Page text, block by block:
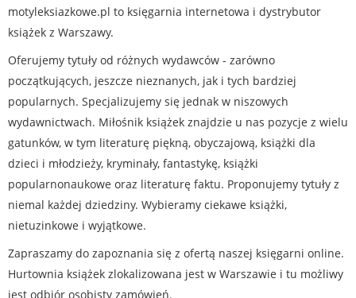
motyleksiazkowe.pl to księgarnia internetowa i dystrybutor
książek z Warszawy.
Oferujemy tytuły od różnych wydawców - zarówno
początkujących, jeszcze nieznanych, jak i tych bardziej
popularnych. Specjalizujemy się jednak w niszowych
wydawnictwach. Miłośnik książek znajdzie u nas pozycje z wielu
gatunków, w tym literaturę piękną, obyczajową, książki dla
dzieci i młodzieży, kryminały, fantastykę, książki
popularnonaukowe oraz literaturę faktu. Proponujemy tytuły z
niemal każdej dziedziny. Wybieramy ciekawe książki,
nietuzinkowe i wyjątkowe.
Zapraszamy do zapoznania się z ofertą naszej księgarni online.
Hurtownia książek zlokalizowana jest w Warszawie i tu możliwy
jest odbiór osobisty zamówień.